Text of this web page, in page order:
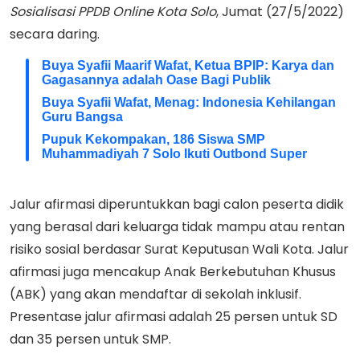
Sosialisasi PPDB Online Kota Solo, Jumat (27/5/2022)
secara daring.
Buya Syafii Maarif Wafat, Ketua BPIP: Karya dan
Gagasannya adalah Oase Bagi Publik
Buya Syafii Wafat, Menag: Indonesia Kehilangan
Guru Bangsa
Pupuk Kekompakan, 186 Siswa SMP
Muhammadiyah 7 Solo Ikuti Outbond Super
Jalur afirmasi diperuntukkan bagi calon peserta didik
yang berasal dari keluarga tidak mampu atau rentan
risiko sosial berdasar Surat Keputusan Wali Kota. Jalur
afirmasi juga mencakup Anak Berkebutuhan Khusus
(ABK) yang akan mendaftar di sekolah inklusif.
Presentase jalur afirmasi adalah 25 persen untuk SD
dan 35 persen untuk SMP.